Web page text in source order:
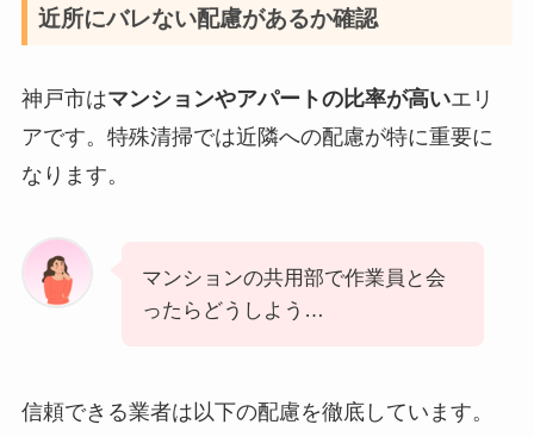
近所にバレない配慮があるか確認
神戸市はマンションやアパートの比率が高いエリ
アです。特殊清掃では近隣への配慮が特に重要に
なります。
マンションの共用部で作業員と会
ったらどうしよう…
信頼できる業者は以下の配慮を徹底しています。